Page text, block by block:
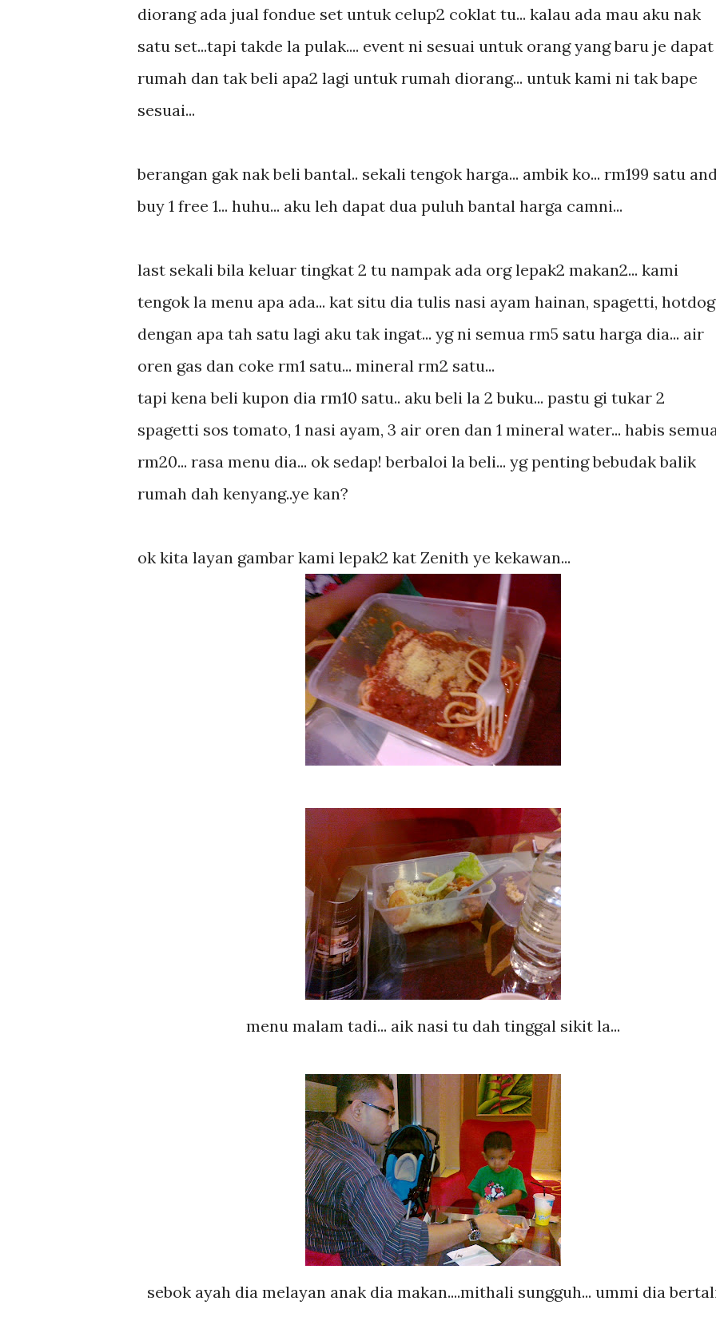
diorang ada jual fondue set untuk celup2 coklat tu... kalau ada mau aku nak
satu set...tapi takde la pulak.... event ni sesuai untuk orang yang baru je dapat
rumah dan tak beli apa2 lagi untuk rumah diorang... untuk kami ni tak bape
sesuai...
berangan gak nak beli bantal.. sekali tengok harga... ambik ko... rm199 satu
buy 1 free 1... huhu... aku leh dapat dua puluh bantal harga camni...
last sekali bila keluar tingkat 2 tu nampak ada org lepak2 makan2... kami
tengok la menu apa ada... kat situ dia tulis nasi ayam hainan, spagetti, hotdog
dengan apa tah satu lagi aku tak ingat... yg ni semua rm5 satu harga dia... air
oren gas dan coke rm1 satu... mineral rm2 satu...
tapi kena beli kupon dia rm10 satu.. aku beli la 2 buku... pastu gi tukar 2
spagetti sos tomato, 1 nasi ayam, 3 air oren dan 1 mineral water... habis
rm20... rasa menu dia... ok sedap! berbaloi la beli... yg penting bebudak balik
rumah dah kenyang..ye kan?
ok kita layan gambar kami lepak2 kat Zenith ye kekawan...
menu malam tadi... aik nasi tu dah tinggal sikit la...
sebok ayah dia melayan anak dia makan....mithali sungguh... ummi dia bertali